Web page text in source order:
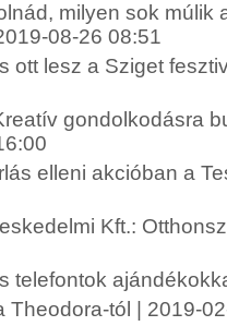
milyen sok múlik
08-26 08:51
ott lesz a Sziget
gondolkodásra
elleni akcióban a
Kft.:
telefontok
Theodora-tól | 2019-